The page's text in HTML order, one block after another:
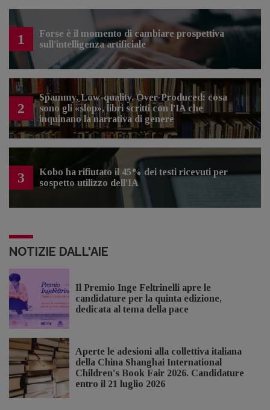
1
Forse è il momento di cambiare prospettiva
sull’intelligenza artificiale
2
Spammy, Low-quality, Over-Produced: cosa
sono gli «slop», libri scritti con l'IA che
inquinano la narrativa di genere
3
Kobo ha rifiutato il 45% dei testi ricevuti per
sospetto utilizzo dell’IA
NOTIZIE DALL'AIE
Il Premio Inge Feltrinelli apre le
candidature per la quinta edizione,
dedicata al tema della pace
Aperte le adesioni alla collettiva italiana
della China Shanghai International
Children's Book Fair 2026. Candidature
entro il 21 luglio 2026